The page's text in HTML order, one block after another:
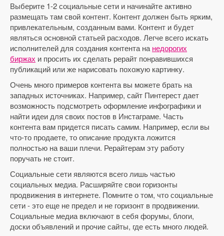
Выберите 1-2 социальные сети и начинайте активно
размещать там свой контент. Контент должен быть ярким,
привлекательным, созданным вами. Контент и будет
являться основной статьей расходов. Легче всего искать
исполнителей для создания контента на недорогих
биржах и просить их сделать рерайт понравившихся
публикаций или же нарисовать похожую картинку.
Очень много примеров контента вы можете брать на
западных источниках. Например, сайт Пинтерест дает
возможность подсмотреть оформление инфографики и
найти идеи для своих постов в Инстаграме. Часть
контента вам придется писать самим. Например, если вы
что-то продаете, то описание продукта ложится
полностью на ваши плечи. Рерайтерам эту работу
поручать не стоит.
Социальные сети являются всего лишь частью
социальных медиа. Расширяйте свои горизонты
продвижения в интернете. Помните о том, что социальные
сети - это еще не предел и не горизонт в продвижении.
Социальные медиа включают в себя форумы, блоги,
доски объявлений и прочие сайты, где есть много людей.